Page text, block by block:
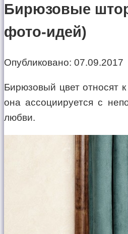
Бирюзовые
фото-идей)
Опубликовано: 07.09.2017
Бирюзовый цвет относят
она ассоциируется с
любви.